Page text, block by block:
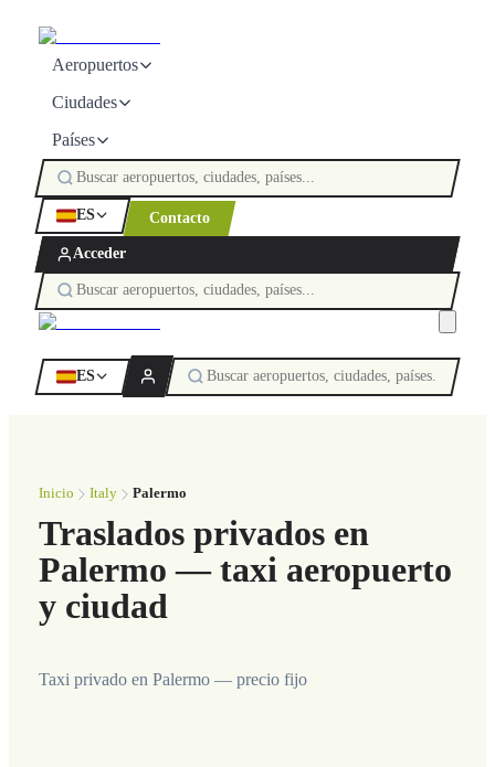
Aeropuertos
Ciudades
Países
ES Contacto
Acceder
ES
Inicio Italy Palermo
Traslados privados en
Palermo — taxi aeropuerto
y ciudad
Taxi privado en Palermo — precio fijo